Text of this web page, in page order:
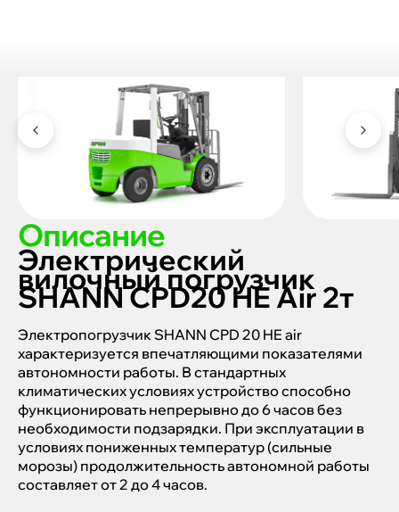
Описание
Электрический
вилочный погрузчик
SHANN CPD20 HE Air 2т
Электропогрузчик SHANN CPD 20 HE air
характеризуется впечатляющими показателями
автономности работы. В стандартных
климатических условиях устройство способно
функционировать непрерывно до 6 часов без
необходимости подзарядки. При эксплуатации в
условиях пониженных температур (сильные
морозы) продолжительность автономной работы
составляет от 2 до 4 часов.